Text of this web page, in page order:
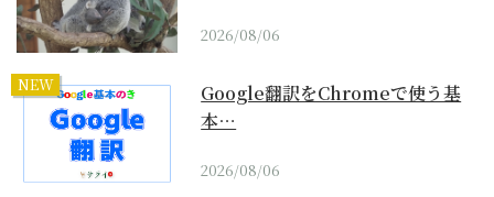
2026/08/06
NEW
Google翻訳をChromeで使う基
本…
2026/08/06